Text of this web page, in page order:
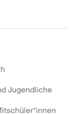
Jugendliche